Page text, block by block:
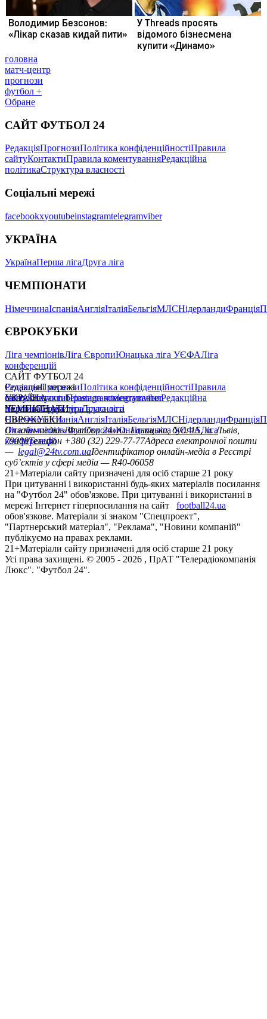
головна
матч-центр
прогнози
футбол +
Обране
САЙТ ФУТБОЛ 24
РедакціяПрогнозиПолітика конфіденційностіПравила
сайтуКонтактиПравила коментуванняРедакційна
політикаСтруктура власності
Соціальні мережі
facebookxyoutubeinstagramtelegramviber
УКРАЇНА
УкраїнаПерша лігаДруга ліга
ЧЕМПІОНАТИ
НімеччинаІспаніяАнгліяІталіяБельгіяМЛСНідерландиФранція
ЄВРОКУБКИ
Ліга чемпіонівЛіга ЄвропиЮнацька ліга УЄФАЛіга
конференцій
САЙТ ФУТБОЛ 24
РедакціяПрогнозиПолітика конфіденційностіПравила
сайтуКонтактиПравила коментуванняРедакційна
політикаСтруктура власності
Соціальні мережі
facebookxyoutubeinstagramtelegramviber
УКРАЇНА
УкраїнаПерша лігаДруга ліга
ЧЕМПІОНАТИ
НімеччинаІспаніяАнгліяІталіяБельгіяМЛСНідерландиФранція
ЄВРОКУБКИ
Ліга чемпіонівЛіга ЄвропиЮнацька ліга УЄФАЛіга
конференцій
Онлайн-медіа «Футбол 24»пл. Галицька, буд. 15, м. Львів,
79008Телефон +380 (32) 229-77-77Адреса електронної пошти
— legal@24tv.com.uaІдентифікатор онлайн-медіа в Реєстрі
суб’єктів у сфері медіа — R40-06058
21+Матеріали сайту призначені для осіб старше 21 року
При цитуванні і використанні будь-яких матеріалів посилання
на "Футбол 24" обов'язкове. При цитуванні і використанні в
мережі Інтернет гіперпосилання на сайт
football24.ua
обов'язкове. Матеріали зі знаком "Спецпроект",
"Партнерський матеріал", "Реклама", "Новини компаній"
публікуємо на правах реклами.
21+Матеріали сайту призначені для осіб старше 21 року
Усi права захищенi. © 2005 - 2026 , ПрАТ "Телерадіокомпанія
Люкс". "Футбол 24".